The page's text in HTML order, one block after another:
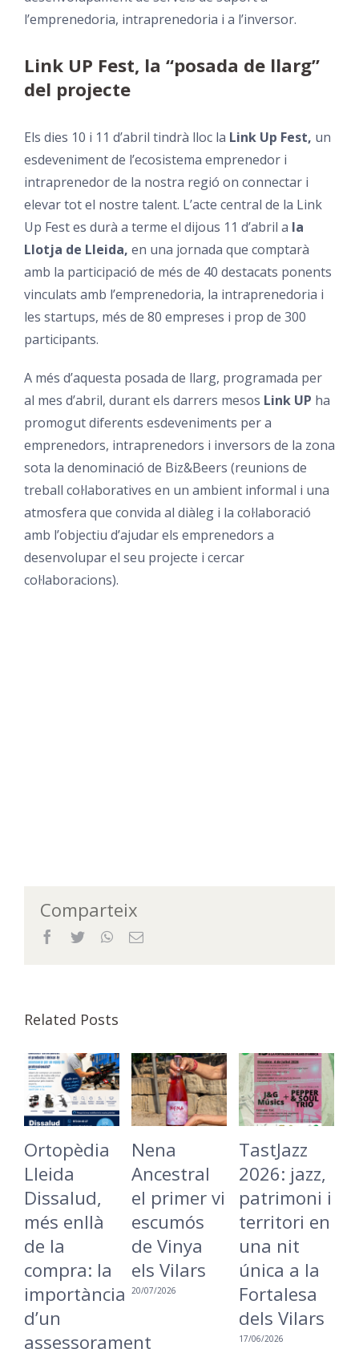
l’emprenedoria, intraprenedoria i a l’inversor.
Link UP Fest, la “posada de llarg”
del projecte
Els dies 10 i 11 d’abril tindrà lloc la Link Up Fest, un
esdeveniment de l’ecosistema emprenedor i
intraprenedor de la nostra regió on connectar i
elevar tot el nostre talent. L’acte central de la Link
Up Fest es durà a terme el dijous 11 d’abril a la
Llotja de Lleida, en una jornada que comptarà
amb la participació de més de 40 destacats ponents
vinculats amb l’emprenedoria, la intraprenedoria i
les startups, més de 80 empreses i prop de 300
participants.
A més d’aquesta posada de llarg, programada per
al mes d’abril, durant els darrers mesos Link UP ha
promogut diferents esdeveniments per a
emprenedors, intraprenedors i inversors de la zona
sota la denominació de Biz&Beers (reunions de
treball col·laboratives en un ambient informal i una
atmosfera que convida al diàleg i la col·laboració
amb l’objectiu d’ajudar els emprenedors a
desenvolupar el seu projecte i cercar
col·laboracions).
Comparteix
Facebook
TwitterWhatsApp
Email
Related Posts
la
Nena
Ancestral
el primer vi
escumós
de Vinya
els Vilars
20/07/2026
TastJazz
2026: jazz,
patrimoni i
territori en
una nit
única a la
Fortalesa
dels Vilars
La
Batecada
torna a
Lleida per
una
més
inclusiva i